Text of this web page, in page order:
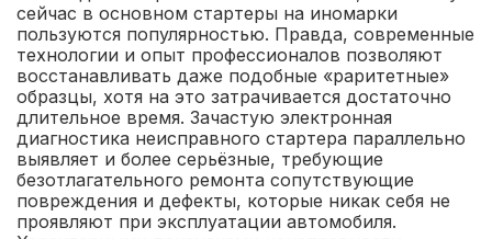
сейчас в основном стартеры на иномарки
пользуются популярностью. Правда, современные
технологии и опыт профессионалов позволяют
восстанавливать даже подобные «раритетные»
образцы, хотя на это затрачивается достаточно
длительное время. Зачастую электронная
диагностика неисправного стартера параллельно
выявляет и более серьёзные, требующие
безотлагательного ремонта сопутствующие
повреждения и дефекты, которые никак себя не
проявляют при эксплуатации автомобиля.